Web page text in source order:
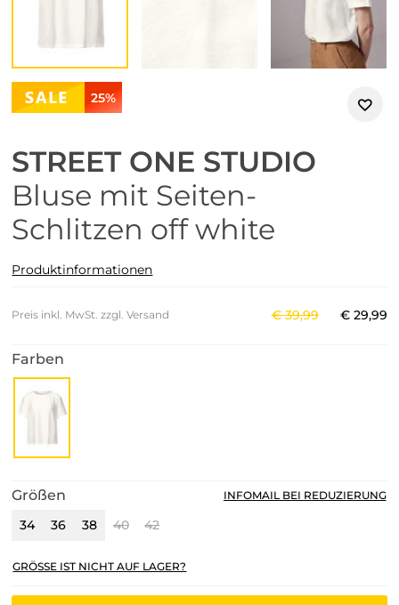
25%
STREET ONE STUDIO
Bluse mit Seiten-
Schlitzen off white
Produktinformationen
Preis inkl. MwSt. zzgl. Versand €39,99 € 29,99
Farben
Größen
34 36 38 40 42
INFOMAIL BEI REDUZIERUNG
GRÖSSE IST NICHT AUF LAGER?